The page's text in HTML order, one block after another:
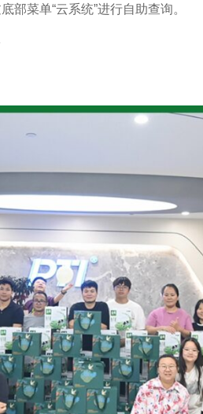
部菜单“云系统”进行自助查询。